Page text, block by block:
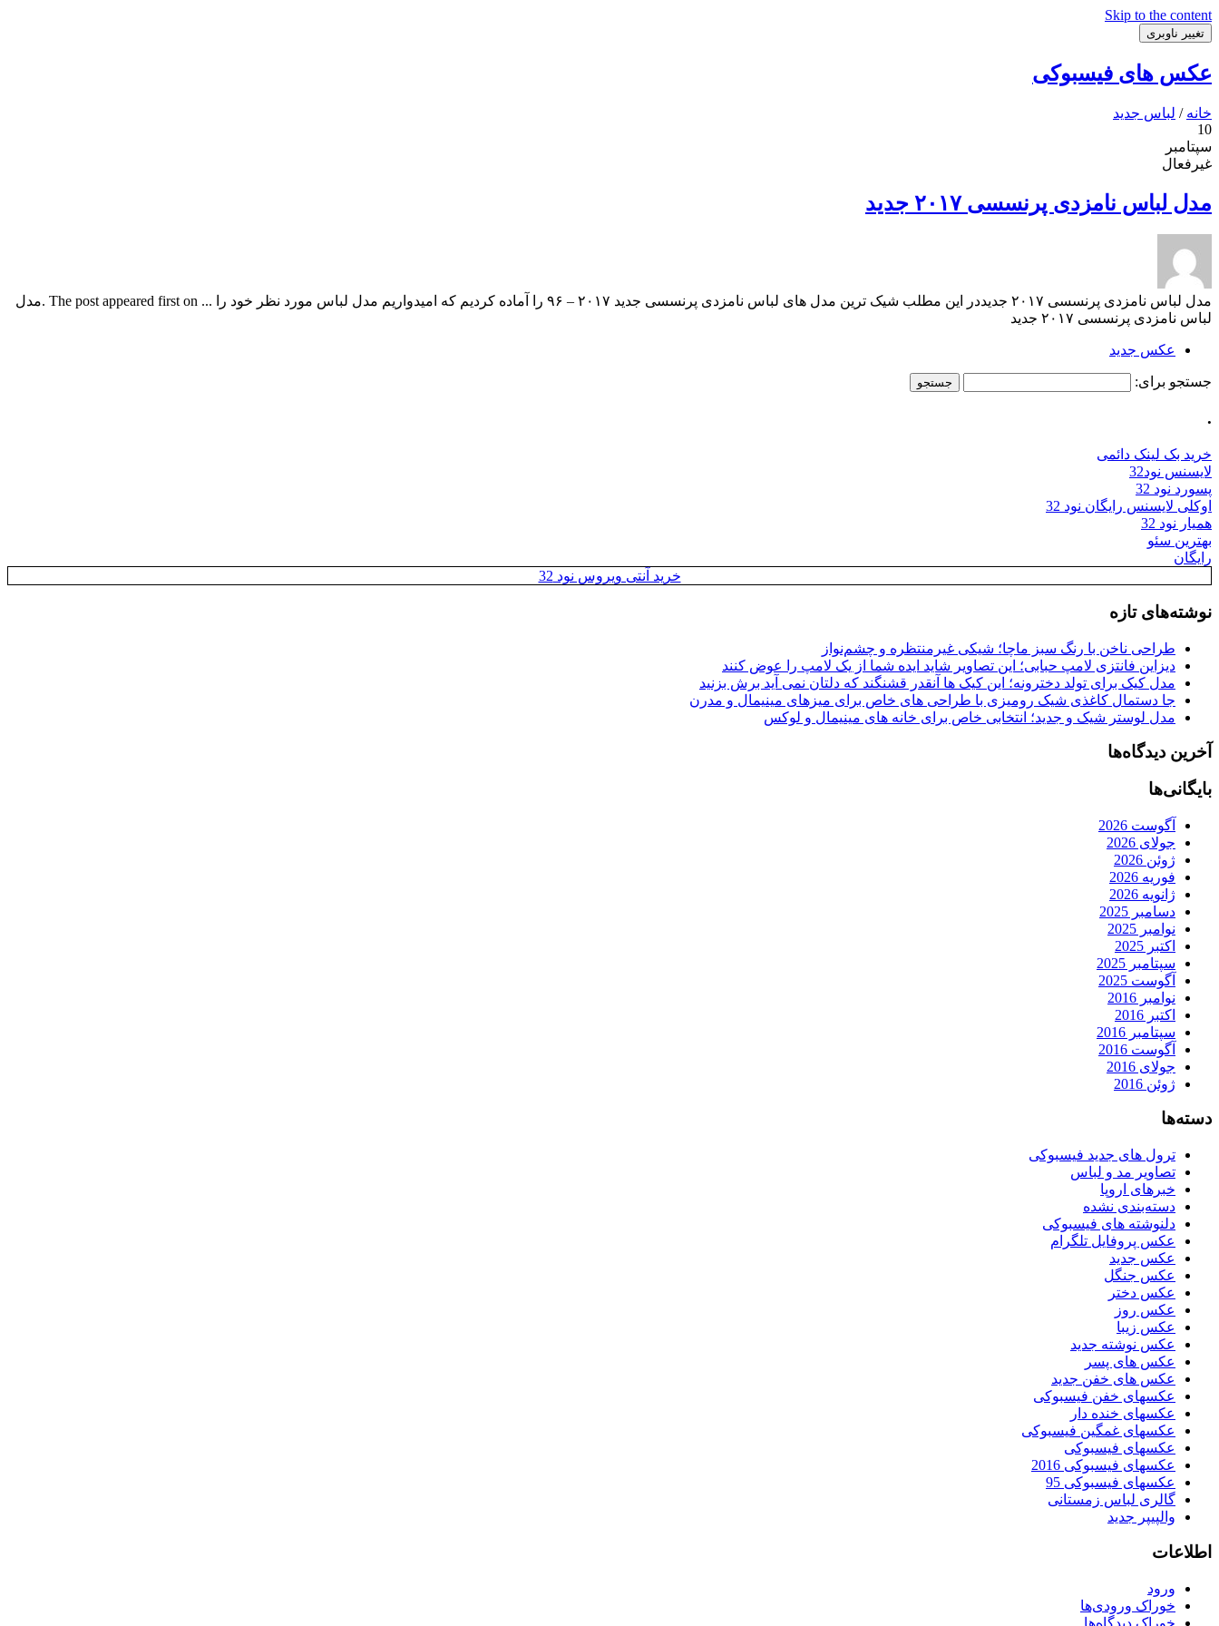
Skip to the content
تغییر ناوبری
عکس های فیسبوکی
خانه / لباس جدید
10
سپتامبر
غیرفعال
مدل لباس نامزدی پرنسسی ۲۰۱۷ جدید
مدل لباس نامزدی پرنسسی ۲۰۱۷ جدیددر این مطلب شیک ترین مدل های لباس نامزدی پرنسسی جدید ۲۰۱۷ – ۹۶ را آماده کردیم که امیدواریم مدل لباس مورد نظر خود را ... The post appeared first on .مدل
لباس نامزدی پرنسسی ۲۰۱۷ جدید
عکس جدید
جستجو برای:
.
خرید بک لینک دائمی
لایسنس نود32
پسورد نود 32
اوکلی لایسنس رایگان نود 32
همیار نود 32
بهترین سئو
رایگان
خرید آنتی ویروس نود 32
نوشته‌های تازه
طراحی ناخن با رنگ سبز ماچا؛ شیکی غیرمنتظره و چشم‌نواز
دیزاین فانتزی لامپ حبابی؛ این تصاویر شاید ایده شما از یک لامپ را عوض کنند
مدل کیک برای تولد دخترونه؛ این کیک ها آنقدر قشنگند که دلتان نمی آید برش بزنید
جا دستمال کاغذی شیک رومیزی با طراحی های خاص برای میزهای مینیمال و مدرن
مدل لوستر شیک و جدید؛ انتخابی خاص برای خانه های مینیمال و لوکس
آخرین دیدگاه‌ها
بایگانی‌ها
آگوست 2026
جولای 2026
ژوئن 2026
فوریه 2026
ژانویه 2026
دسامبر 2025
نوامبر 2025
اکتبر 2025
سپتامبر 2025
آگوست 2025
نوامبر 2016
اکتبر 2016
سپتامبر 2016
آگوست 2016
جولای 2016
ژوئن 2016
دسته‌ها
ترول های جدید فیسبوکی
تصاویر مد و لباس
خبرهای اروپا
دسته‌بندی نشده
دلنوشته های فیسبوکی
عکس پروفایل تلگرام
عکس جدید
عکس جنگل
عکس دختر
عکس روز
عکس زیبا
عکس نوشته جدید
عکس های پسر
عکس های خفن جدید
عکسهای خفن فیسبوکی
عکسهای خنده دار
عکسهای غمگین فیسبوکی
عکسهای فیسبوکی
عکسهای فیسبوکی 2016
عکسهای فیسبوکی 95
گالری لباس زمستانی
والپیپر جدید
اطلاعات
ورود
خوراک ورودی‌ها
خوراک دیدگاه‌ها